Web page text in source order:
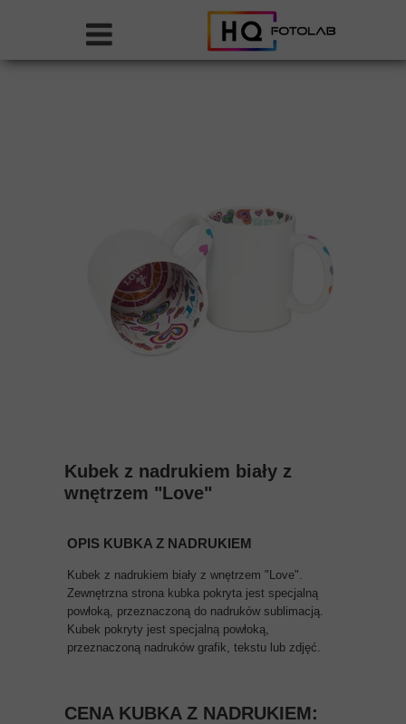
Kubek z nadrukiem biały z
wnętrzem "Love"
OPIS KUBKA Z NADRUKIEM
Kubek z nadrukiem biały z wnętrzem "Love".
Zewnętrzna strona kubka pokryta jest specjalną
powłoką, przeznaczoną do nadruków sublimacją.
Kubek pokryty jest specjalną powłoką,
przeznaczoną nadruków grafik, tekstu lub zdjęć.
CENA KUBKA Z NADRUKIEM: